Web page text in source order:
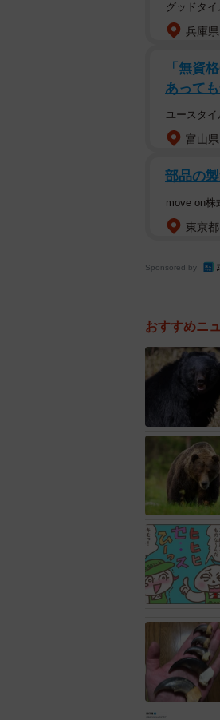
グッドタ
兵庫
「無資
あって
ユースタ
富山
部品の
move on株
東京
Sponsored by
おすすめニ